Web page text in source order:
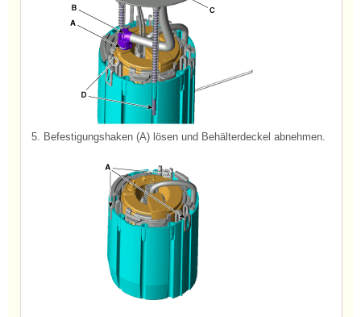
5. Befestigungshaken (A) lösen und Behälterdeckel abnehmen.